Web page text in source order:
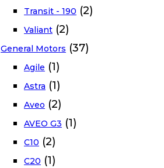
Transit - 190 (2)
Valiant (2)
General Motors (37)
Agile (1)
Astra (1)
Aveo (2)
AVEO G3 (1)
C10 (2)
C20 (1)